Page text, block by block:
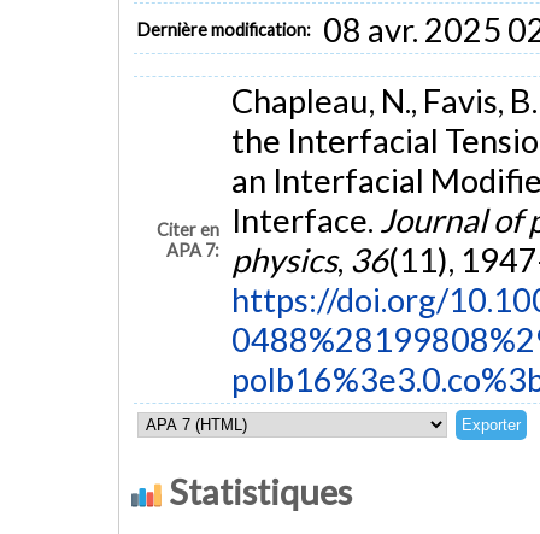
Dernière modification: 08 avr. 2025
Citer en
APA 7:
Chapleau, N., Favis,
the Interfacial
an Interfacial
Interface. Journal of
physics, 36(11),
https://doi.org/
Statistiques